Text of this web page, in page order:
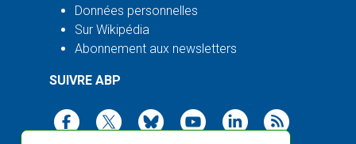
Données personnelles
Sur Wikipédia
Abonnement aux newsletters
SUIVRE ABP